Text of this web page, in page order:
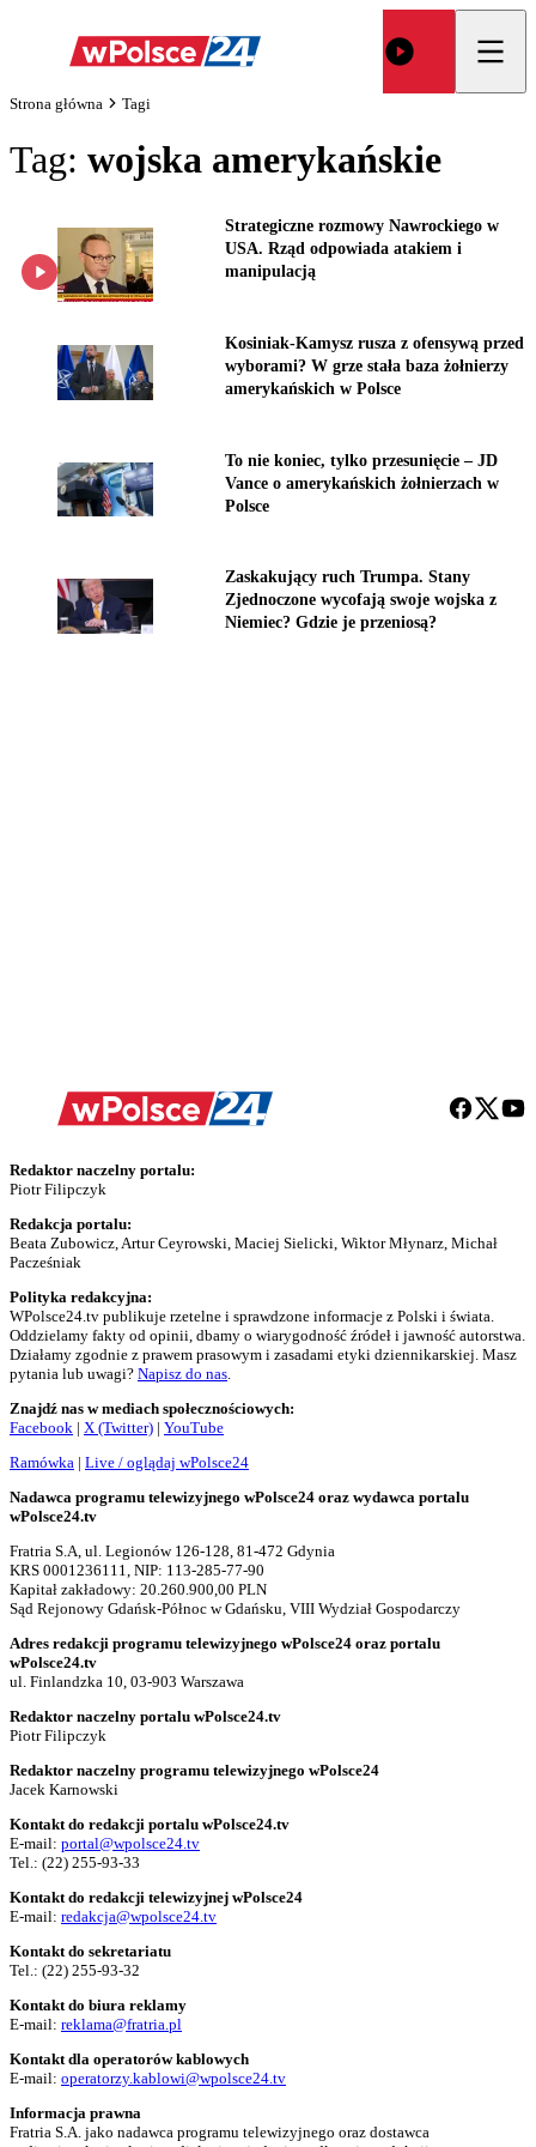
Strona główna Tagi
Tag: wojska amerykańskie
Strategiczne rozmowy Nawrockiego w
USA. Rząd odpowiada atakiem i
manipulacją
Kosiniak-Kamysz rusza z ofensywą przed
wyborami? W grze stała baza żołnierzy
amerykańskich w Polsce
To nie koniec, tylko przesunięcie – JD
Vance o amerykańskich żołnierzach w
Polsce
Zaskakujący ruch Trumpa. Stany
Zjednoczone wycofają swoje wojska z
Niemiec? Gdzie je przeniosą?
Redaktor naczelny portalu:
Piotr Filipczyk
Redakcja portalu:
Beata Zubowicz, Artur Ceyrowski, Maciej Sielicki, Wiktor Młynarz, Michał
Pacześniak
Polityka redakcyjna:
WPolsce24.tv publikuje rzetelne i sprawdzone informacje z Polski i świata.
Oddzielamy fakty od opinii, dbamy o wiarygodność źródeł i jawność autorstwa.
Działamy zgodnie z prawem prasowym i zasadami etyki dziennikarskiej. Masz
pytania lub uwagi? Napisz do nas
Znajdź nas w mediach społecznościowych:
Facebook | X (Twitter) | YouTube
Ramówka | Live / oglądaj wPolsce24
Nadawca programu telewizyjnego wPolsce24 oraz wydawca portalu
wPolsce24.tv
Fratria S.A, ul. Legionów 126-128, 81-472 Gdynia
KRS 0001236111, NIP: 113-285-77-90
Kapitał zakładowy: 20.260.900,00 PLN
Sąd Rejonowy Gdańsk-Północ w Gdańsku, VIII Wydział Gospodarczy
Adres redakcji programu telewizyjnego wPolsce24 oraz portalu
wPolsce24.tv
ul. Finlandzka 10, 03-903 Warszawa
Redaktor naczelny portalu wPolsce24.tv
Piotr Filipczyk
Redaktor naczelny programu telewizyjnego wPolsce24
Jacek Karnowski
Kontakt do redakcji portalu wPolsce24.tv
E-mail: portal@wpolsce24.tv
Tel.: (22) 255-93-33
Kontakt do redakcji telewizyjnej wPolsce24
E-mail: redakcja@wpolsce24.tv
Kontakt do sekretariatu
Tel.: (22) 255-93-32
Kontakt do biura reklamy
E-mail: reklama@fratria.pl
Kontakt dla operatorów kablowych
E-mail: operatorzy.kablowi@wpolsce24.tv
Informacja prawna
Fratria S.A. jako nadawca programu telewizyjnego oraz dostawca